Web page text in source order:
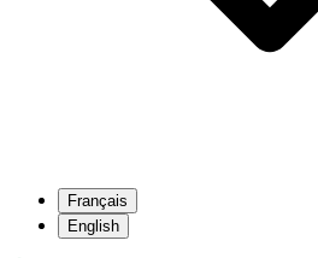
Français
English